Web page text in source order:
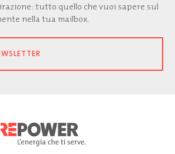
tutto quello che vuoi sapere sul
nella tua mailbox.